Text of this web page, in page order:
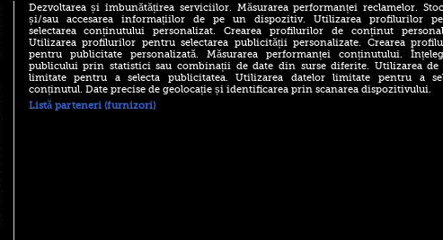
(P) Descoperă Lumea
Evenimentelor din România
Atmosferă din
City pentru
Dezvoltarea și îmbunătățirea serviciilor. Măsurarea performanței reclamelor.
și/sau accesarea informațiilor de pe un dispozitiv. Utilizarea profilurilor
selectarea conținutului personalizat. Crearea profilurilor de conținut
Utilizarea profilurilor pentru selectarea publicității personalizate. Crearea
pentru publicitate personalizată. Măsurarea performanței conținutului.
publicului prin statistici sau combinații de date din surse diferite. Utilizarea de
limitate pentru a selecta publicitatea. Utilizarea datelor limitate pentru a
conținutul. Date precise de geolocație și identificarea prin scanarea dispozitivului.
Listă parteneri (furnizori)